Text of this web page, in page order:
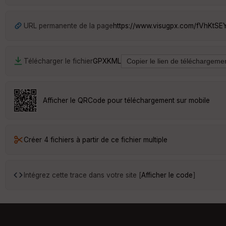
URL permanente de la pagehttps://www.visugpx.com/
Télécharger le fichierGPXKML
Afficher le QRCode pour téléchargement sur mobile
Créer 4 fichiers à partir de ce fichier multiple
Intégrez cette trace dans votre site [Afficher le code]